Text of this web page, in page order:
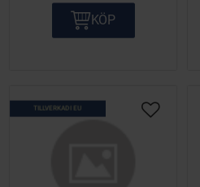
KÖP
TILLVERKAD I EU
Lägg till